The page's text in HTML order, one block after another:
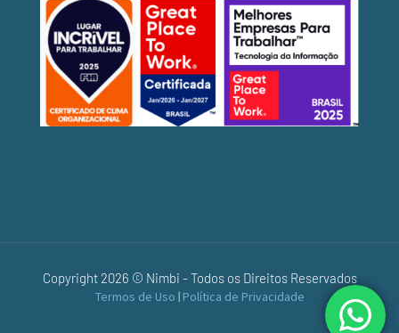
Copyright 2026 © Nimbi - Todos os Direitos Reservados
Termos de Uso | Política de Privacidade